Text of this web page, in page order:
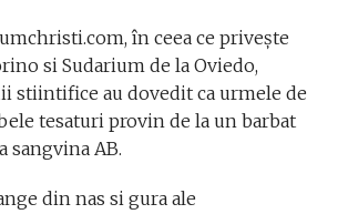
în ceea ce privește
si Sudarium de la Oviedo,
stiintifice au dovedit ca urmele de
tesaturi provin de la un barbat
sangvina AB.
din nas si gura ale